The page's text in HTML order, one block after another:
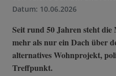
Datum: 10.06.2026
Seit rund 50 Jahren steht
mehr als nur ein Dach über
alternatives Wohnprojekt,
Treffpunkt.